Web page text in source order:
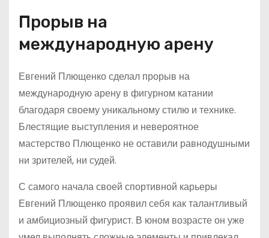
Прорыв на
международную арену
Евгений Плющенко сделал прорыв на
международную арену в фигурном катании
благодаря своему уникальному стилю и технике.
Блестящие выступления и невероятное
мастерство Плющенко не оставили равнодушными
ни зрителей, ни судей.
С самого начала своей спортивной карьеры
Евгений Плющенко проявил себя как талантливый
и амбициозный фигурист. В юном возрасте он уже